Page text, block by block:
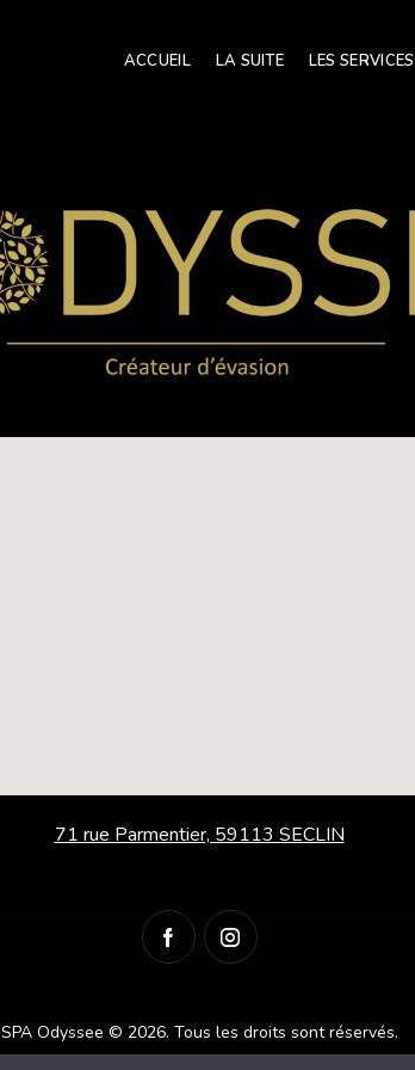
ACCUEIL LA SUITE LES SERVICES
71 rue Parmentier, 59113 SECLIN
SPA Odyssee © 2026. Tous les droits sont réservés.